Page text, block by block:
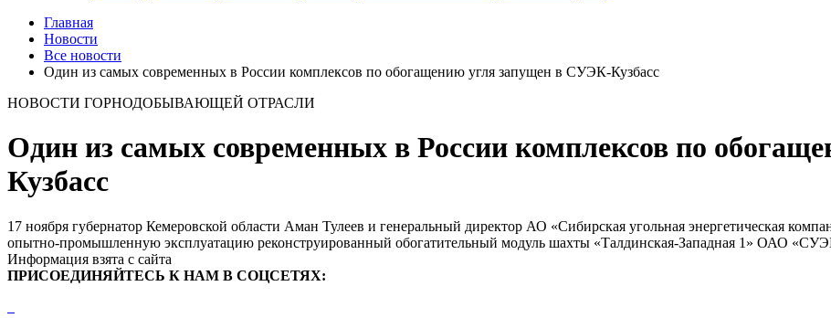
Главная
Новости
Все новости
Один из самых современных в России комплексов по обогащению угля запущен в СУЭК-Кузбасс
НОВОСТИ ГОРНОДОБЫВАЮЩЕЙ ОТРАСЛИ
Один из самых современных в России комплексов по
Кузбасс
17 ноября губернатор Кемеровской области Аман Тулеев и генеральный директор АО «Сибирская угольная энергетическая
опытно-промышленную эксплуатацию реконструированный обогатительный модуль шахты «Талдинская-Западная 1» ОАО
Информация взята с сайта
ПРИСОЕДИНЯЙТЕСЬ К НАМ В СОЦСЕТЯХ: